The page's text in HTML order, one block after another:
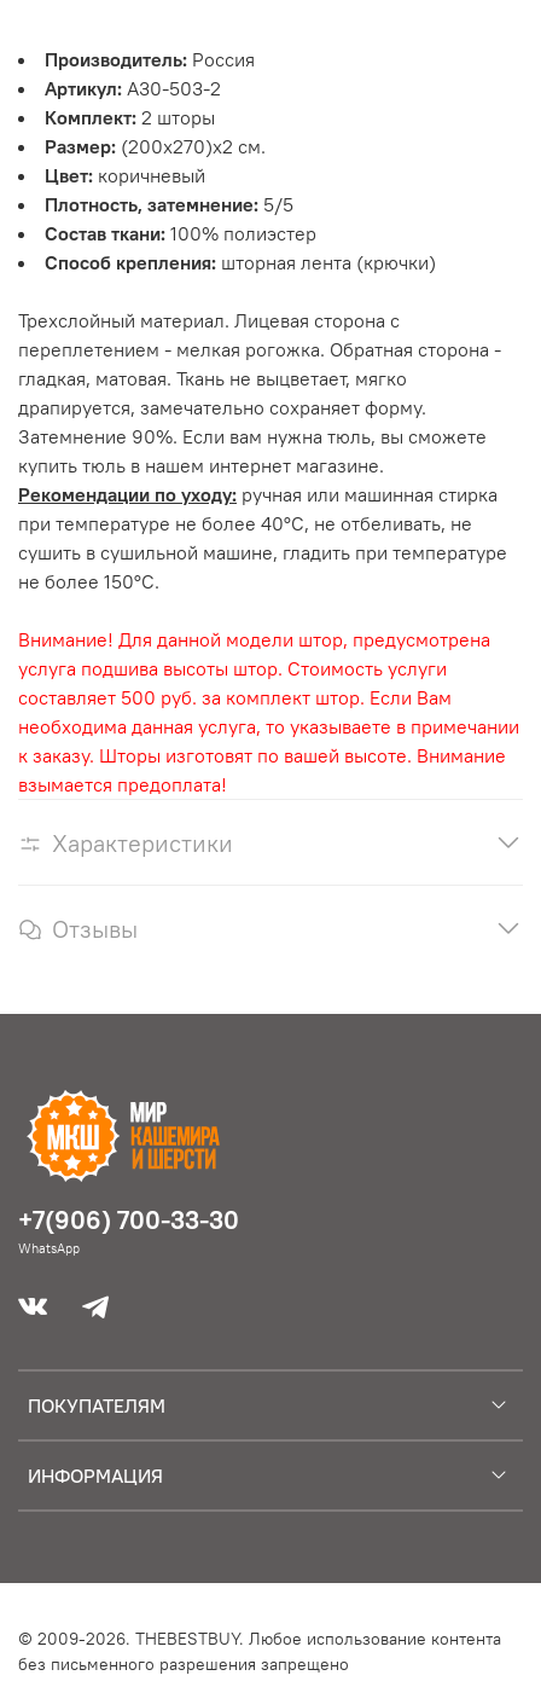
Производитель: Россия
Артикул: А30-503-2
Комплект: 2 шторы
Размер: (200х270)х2 см.
Цвет: коричневый
Плотность, затемнение: 5/5
Состав ткани: 100% полиэстер
Способ крепления: шторная лента (крючки)
Трехслойный материал. Лицевая сторона с
переплетением - мелкая рогожка. Обратная сторона -
гладкая, матовая. Ткань не выцветает, мягко
драпируется, замечательно сохраняет форму.
Затемнение 90%. Если вам нужна тюль, вы сможете
купить тюль в нашем интернет магазине.
Рекомендации по уходу: ручная или машинная стирка
при температуре не более 40°С, не отбеливать, не
сушить в сушильной машине, гладить при температуре
не более 150°С.
Внимание! Для данной модели штор, предусмотрена
услуга подшива высоты штор. Стоимость услуги
составляет 500 руб. за комплект штор. Если Вам
необходима данная услуга, то указываете в примечании
к заказу. Шторы изготовят по вашей высоте. Внимание
взымается предоплата!
Характеристики
Отзывы
ПОКУПАТЕЛЯМ
ИНФОРМАЦИЯ
+7(906) 700-33-30
WhatsApp
© 2009-2026. THEBESTBUY. Любое использование контента
без письменного разрешения запрещено